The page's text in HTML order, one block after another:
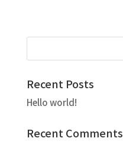
Recent Posts
Hello world!
Recent Comments